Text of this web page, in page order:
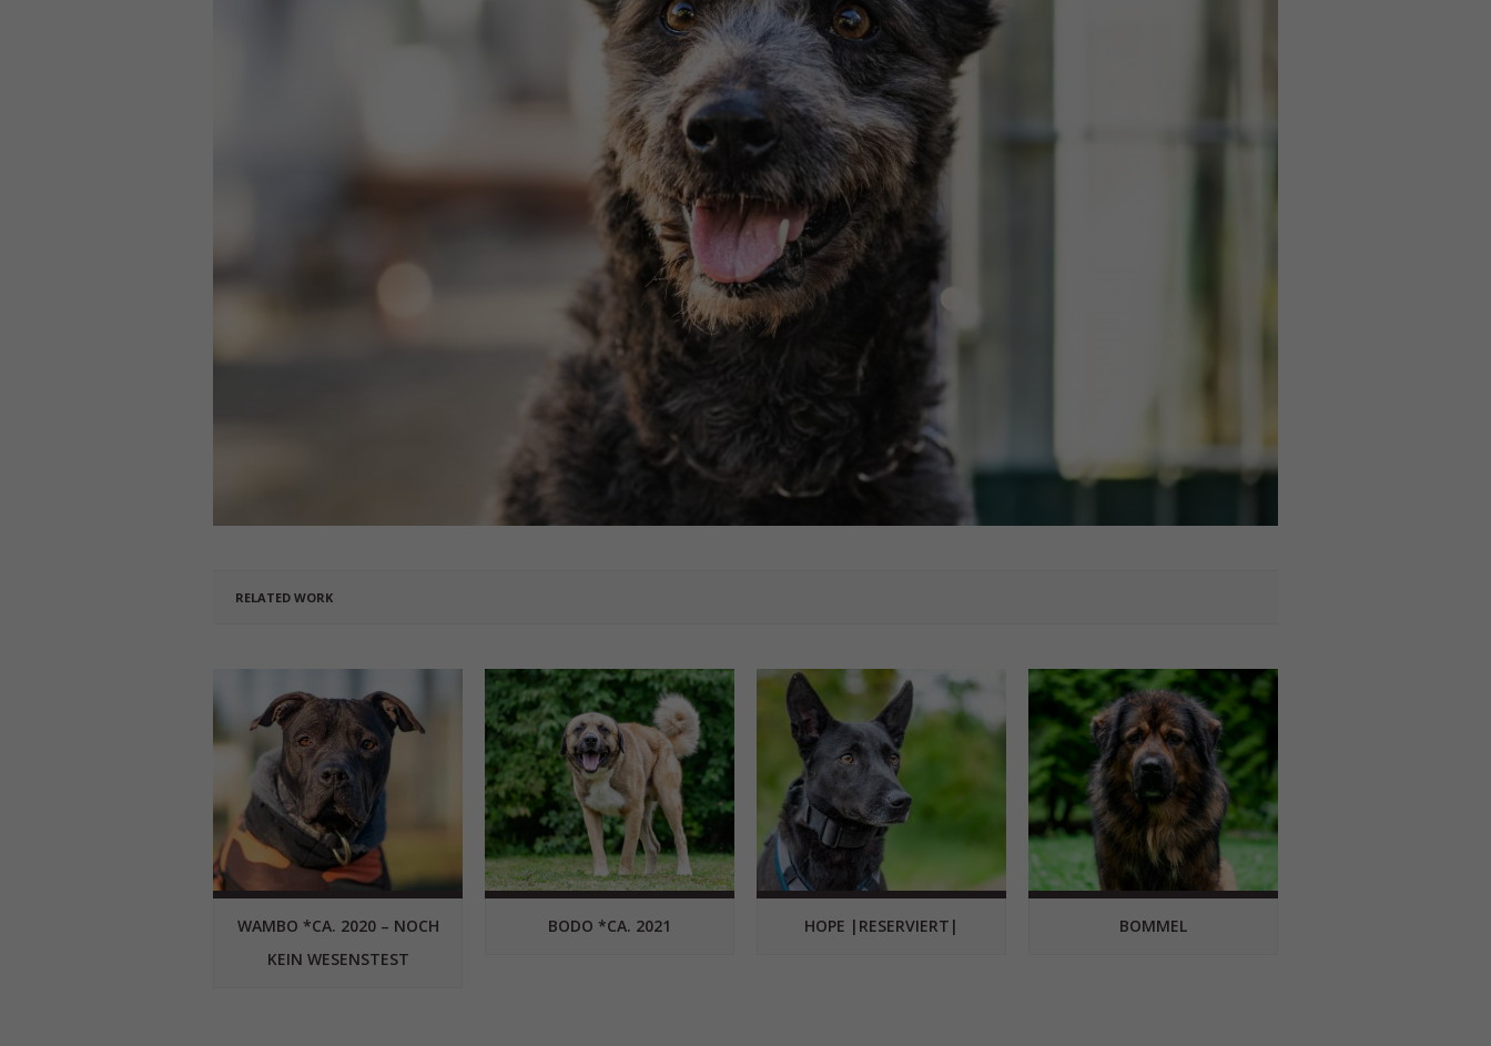
RELATED WORK
WAMBO *CA. 2020 – NOCH
KEIN WESENSTEST
BODO *CA. 2021 HOPE |RESERVIERT| BOMMEL